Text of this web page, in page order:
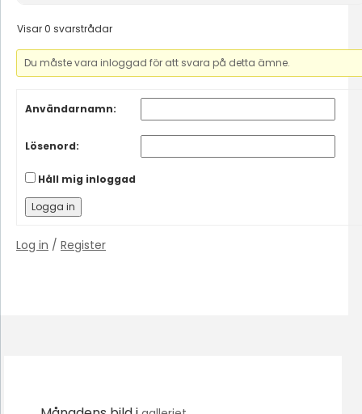
Visar 0 svarstrådar
Du måste vara inloggad för att svara på detta ämne.
Användarnamn:
Lösenord:
Håll mig inloggad
Logga in
Log in / Register